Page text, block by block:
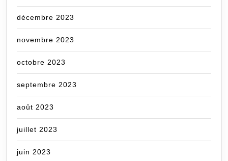
décembre 2023
novembre 2023
octobre 2023
septembre 2023
août 2023
juillet 2023
juin 2023